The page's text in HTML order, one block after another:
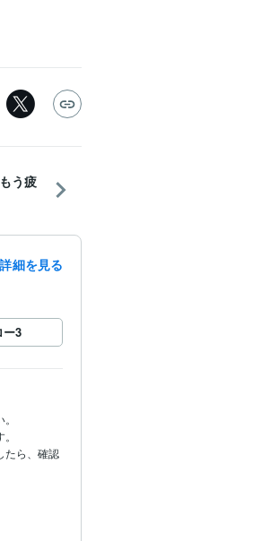
う疲
細を見る
ー3
たら、確認